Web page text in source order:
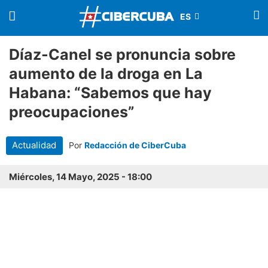
Díaz-Canel se pronuncia sobre
aumento de la droga en La
Habana: “Sabemos que hay
preocupaciones”
Actualidad Por Redacción de CiberCuba
Miércoles, 14 Mayo, 2025 - 18:00